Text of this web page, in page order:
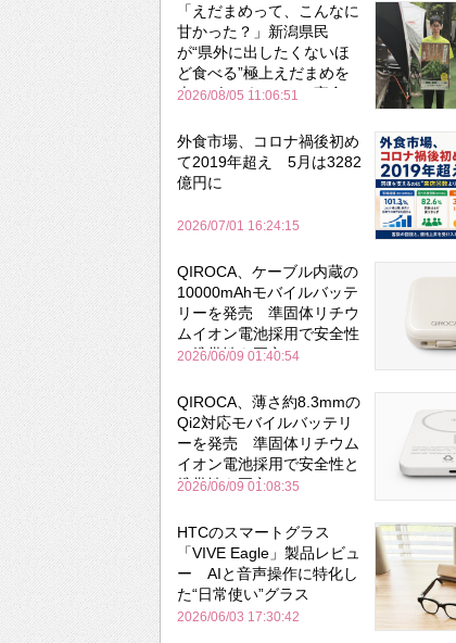
「えだまめって、こんなに
甘かった？」新潟県民
が“県外に出したくないほ
ど食べる”極上えだまめを
森のビアガーデンで実食
2026/08/05 11:06:51
外食市場、コロナ禍後初め
て2019年超え 5月は3282
億円に
2026/07/01 16:24:15
QIROCA、ケーブル内蔵の
10000mAhモバイルバッテ
リーを発売 準固体リチウ
ムイオン電池採用で安全性
と携帯性を両立
2026/06/09 01:40:54
QIROCA、薄さ約8.3mmの
Qi2対応モバイルバッテリ
ーを発売 準固体リチウム
イオン電池採用で安全性と
携帯性を両立
2026/06/09 01:08:35
HTCのスマートグラス
「VIVE Eagle」製品レビュ
ー AIと音声操作に特化し
た“日常使い”グラス
2026/06/03 17:30:42